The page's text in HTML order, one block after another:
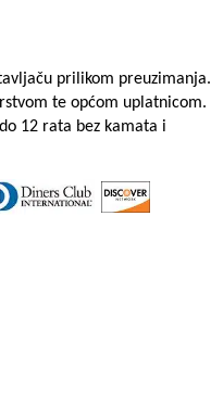
prilikom preuzimanja.
te općom uplatnicom.
12 rata bez kamata i